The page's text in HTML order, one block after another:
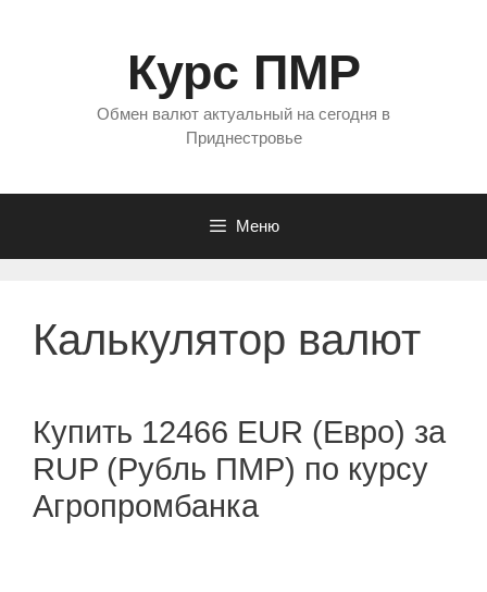
Курс ПМР
Обмен валют актуальный на сегодня в
Приднестровье
Меню
Калькулятор валют
Купить 12466 EUR (Евро) за
RUP (Рубль ПМР) по курсу
Агропромбанка